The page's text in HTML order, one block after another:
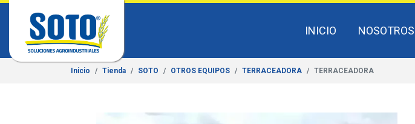
INICIO NOSOTROS
Inicio Tienda SOTO OTROS EQUIPOS TERRACEADORA TERRACEADORA